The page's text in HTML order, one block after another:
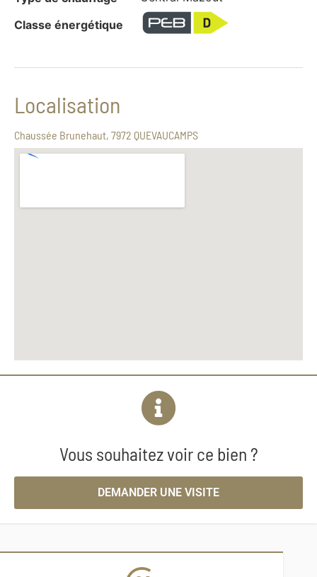
Classe énergétique
Localisation
Chaussée Brunehaut, 7972 QUEVAUCAMPS
Vous souhaitez voir ce bien ?
DEMANDER UNE VISITE